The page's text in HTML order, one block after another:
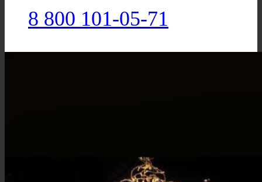
8 800 101-05-71